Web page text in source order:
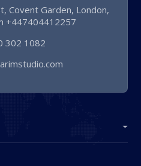
Covent Garden, London,
+447404412257
302 1082